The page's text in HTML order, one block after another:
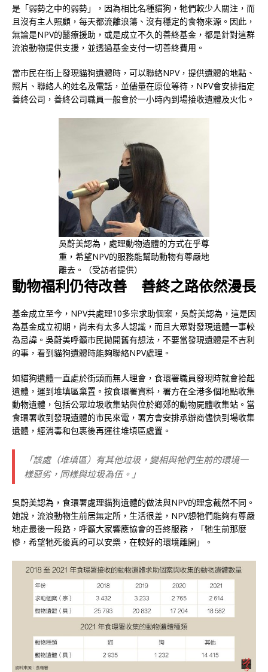
是「弱勢之中的弱勢」，因為相比名種貓狗，牠們較少人關注，而
且沒有主人照顧，每天都流離浪蕩、沒有穩定的食物來源。因此，
無論是NPV的醫療援助，或是成立不久的善終基金，都是針對這群
流浪動物提供支援，並透過基金支付一切善終費用。
當市民在街上發現貓狗遺體時，可以聯絡NPV，提供遺體的地點、
照片、聯絡人的姓名及電話，並儘量在原位等待，NPV會安排指定
善終公司，善終公司職員一般會於一小時內到場接收遺體及火化。
吳蔚美認為，處理動物遺體的方式在乎尊
重，希望NPV的服務能幫助動物有尊嚴地
離去。（受訪者提供）
動物福利仍待改善 善終之路依然漫長
基金成立至今，NPV共處理10多宗求助個案，吳蔚美認為，這是因
為基金成立初期，尚未有太多人認識，而且大眾對發現遺體一事較
為忌諱。吳蔚美呼籲市民拋開舊有想法，不要當發現遺體是不吉利
的事，看到貓狗遺體時能夠聯絡NPV處理。
如貓狗遺體一直處於街頭而無人理會，食環署職員發現時就會拾起
遺體，運到堆填區棄置。按食環署資料，署方在全港多個地點收集
動物遺體，包括公眾垃圾收集站與位於鄉郊的動物屍體收集站。當
食環署收到發現遺體的市民來電，署方會安排承辦商儘快到場收集
遺體，經消毒和包裹後再運往堆填區處置。
「該處（堆填區）有其他垃圾，變相與牠們生前的環境一
樣惡劣，同樣與垃圾為伍。」
吳蔚美認為，食環署處理貓狗遺體的做法與NPV的理念截然不同。
她說，流浪動物生前居無定所，生活很差，NPV想牠們能夠有尊嚴
地走最後一段路，呼籲大家響應協會的善終服務，「牠生前那麼
慘，希望牠死後真的可以安樂，在較好的環境離開」。